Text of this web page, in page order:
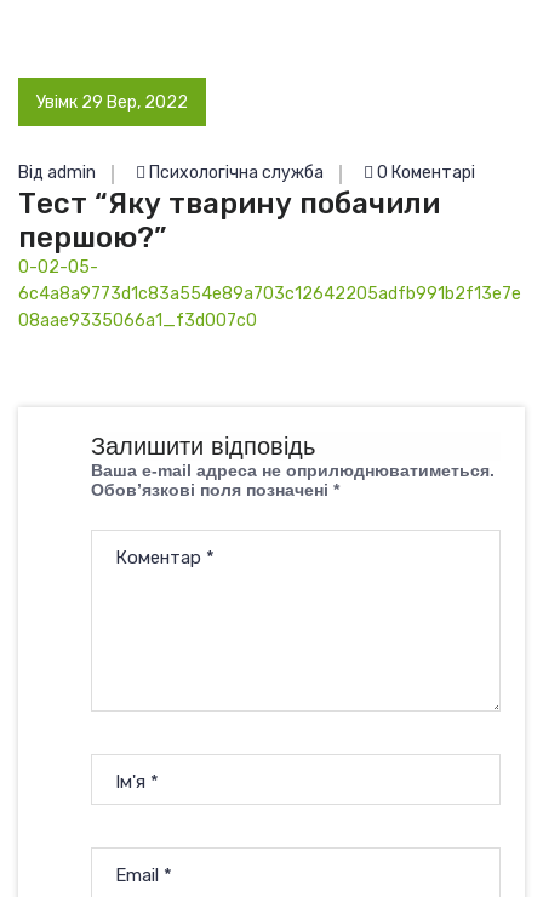
Увімк 29 Вер, 2022
Від admin Психологічна служба 0 Коментарі
Тест “Яку тварину побачили
першою?”
0-02-05-
6c4a8a9773d1c83a554e89a703c12642205adfb991b2f13e7e
08aae9335066a1_f3d007c0
Залишити відповідь
Ваша e-mail адреса не оприлюднюватиметься.
Обов’язкові поля позначені *
Коментар *
Ім'я *
Email *